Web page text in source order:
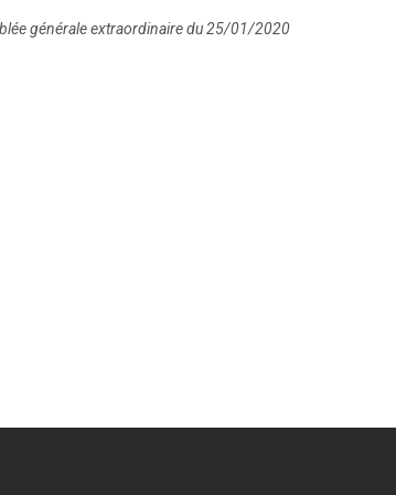
générale extraordinaire du 25/01/2020